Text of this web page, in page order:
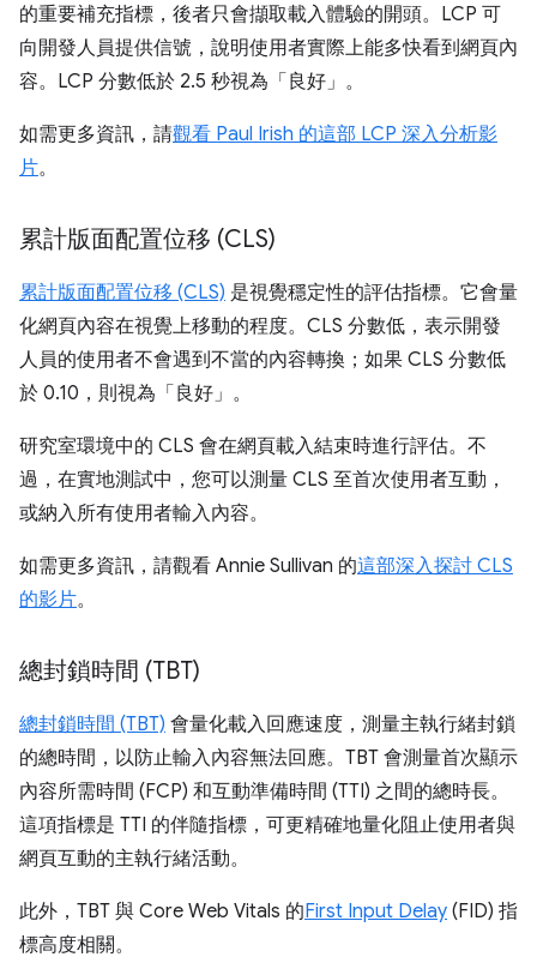
的重要補充指標，後者只會擷取載入體驗的開頭。LCP 可
向開發人員提供信號，說明使用者實際上能多快看到網頁內
容。LCP 分數低於 2.5 秒視為「良好」。
如需更多資訊，請觀看 Paul Irish 的這部 LCP 深入分析影
片。
累計版面配置位移 (CLS)
累計版面配置位移 (CLS) 是視覺穩定性的評估指標。它會量
化網頁內容在視覺上移動的程度。CLS 分數低，表示開發
人員的使用者不會遇到不當的內容轉換；如果 CLS 分數低
於 0.10，則視為「良好」。
研究室環境中的 CLS 會在網頁載入結束時進行評估。不
過，在實地測試中，您可以測量 CLS 至首次使用者互動，
或納入所有使用者輸入內容。
如需更多資訊，請觀看 Annie Sullivan 的這部深入探討 CLS
的影片。
總封鎖時間 (TBT)
總封鎖時間 (TBT) 會量化載入回應速度，測量主執行緒封鎖
的總時間，以防止輸入內容無法回應。TBT 會測量首次顯示
內容所需時間 (FCP) 和互動準備時間 (TTI) 之間的總時長。
這項指標是 TTI 的伴隨指標，可更精確地量化阻止使用者與
網頁互動的主執行緒活動。
此外，TBT 與 Core Web Vitals 的First Input Delay (FID) 指
標高度相關。